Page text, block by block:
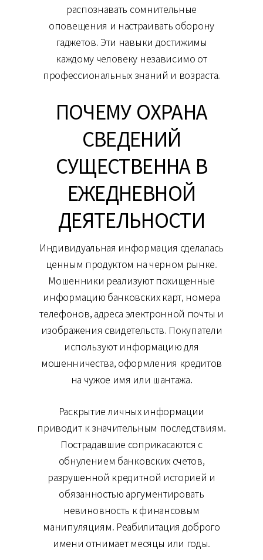
распознавать сомнительные
оповещения и настраивать оборону
гаджетов. Эти навыки достижимы
каждому человеку независимо от
профессиональных знаний и возраста.
ПОЧЕМУ ОХРАНА
СВЕДЕНИЙ
СУЩЕСТВЕННА В
ЕЖЕДНЕВНОЙ
ДЕЯТЕЛЬНОСТИ
Индивидуальная информация сделалась
ценным продуктом на черном рынке.
Мошенники реализуют похищенные
информацию банковских карт, номера
телефонов, адреса электронной почты и
изображения свидетельств. Покупатели
используют информацию для
мошенничества, оформления кредитов
на чужое имя или шантажа.
Раскрытие личных информации
приводит к значительным последствиям.
Пострадавшие соприкасаются с
обнулением банковских счетов,
разрушенной кредитной историей и
обязанностью аргументировать
невиновность к финансовым
манипуляциям. Реабилитация доброго
имени отнимает месяцы или годы.